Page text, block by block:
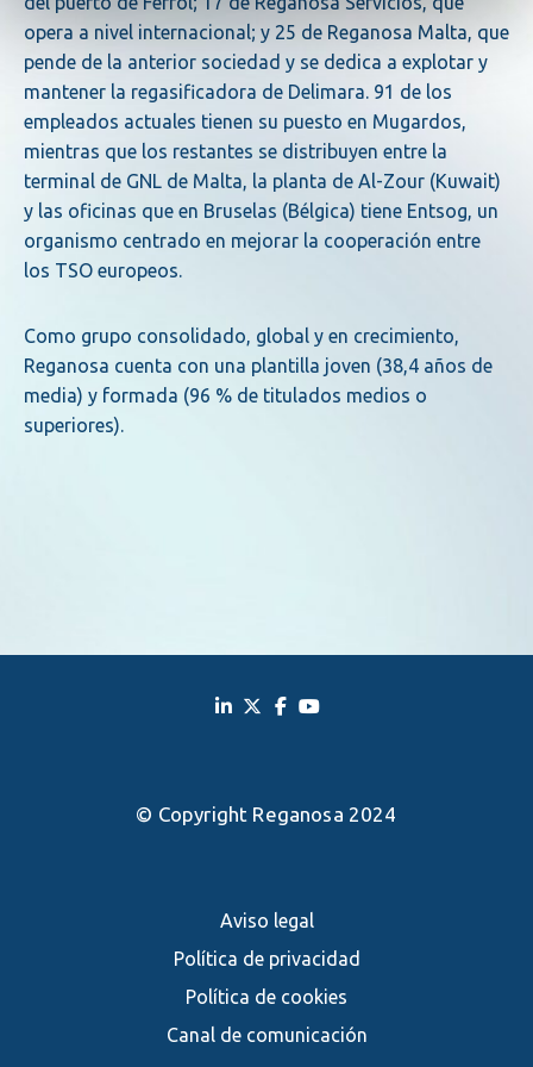
opera a nivel internacional; y 25 de Reganosa Malta, que
pende de la anterior sociedad y se dedica a explotar y
mantener la regasificadora de Delimara. 91 de los
empleados actuales tienen su puesto en Mugardos,
mientras que los restantes se distribuyen entre la
terminal de GNL de Malta, la planta de Al-Zour (Kuwait)
y las oficinas que en Bruselas (Bélgica) tiene Entsog, un
organismo centrado en mejorar la cooperación entre
los TSO europeos.
Como grupo consolidado, global y en crecimiento,
Reganosa cuenta con una plantilla joven (38,4 años de
media) y formada (96 % de titulados medios o
superiores).
Aviso legal
Política de privacidad
Política de cookies
Canal de comunicación
© Copyright Reganosa 2024